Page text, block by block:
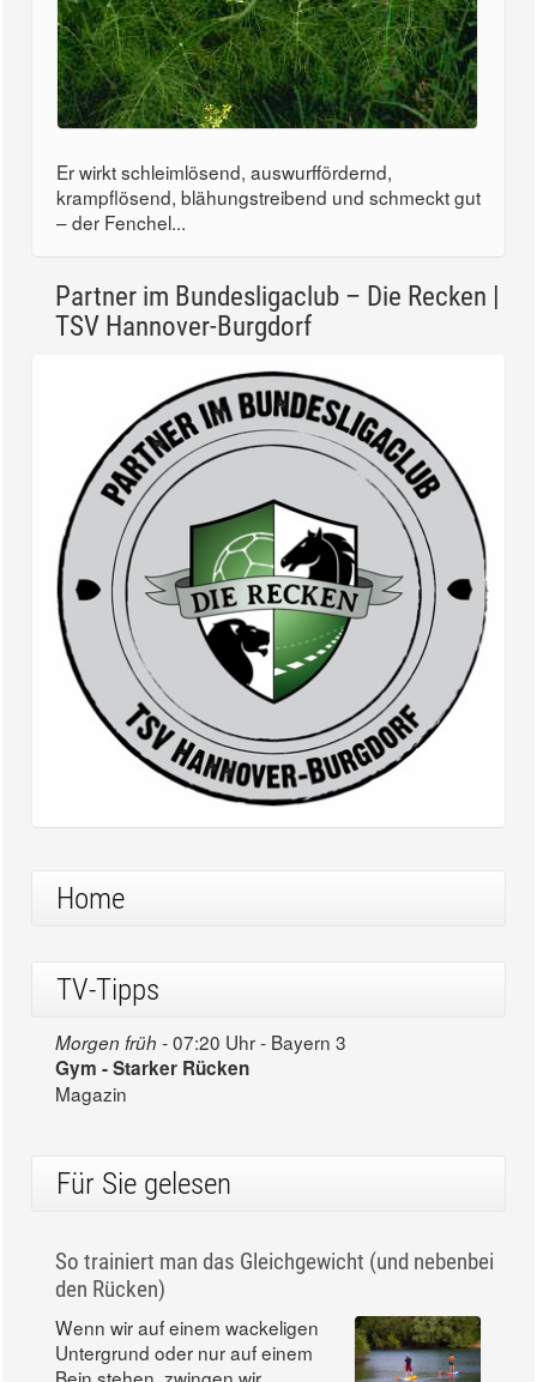
Er wirkt schleimlösend, auswurffördernd,
krampflösend, blähungstreibend und schmeckt gut
– der Fenchel...
Partner im Bundesligaclub – Die Recken |
TSV Hannover-Burgdorf
Home
TV-Tipps
Morgen früh -07:20 Uhr - Bayern 3
Gym - Starker Rücken
Magazin
Für Sie gelesen
So trainiert man das Gleichgewicht (und nebenbei
den Rücken)
Wenn wir auf einem wackeligen
Untergrund oder nur auf einem